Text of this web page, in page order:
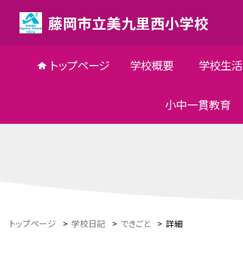
藤岡市立美九里西小学校
トップページ 学校概要 学校生活
小中一貫教育
トップページ > 学校日記 > できごと > 詳細